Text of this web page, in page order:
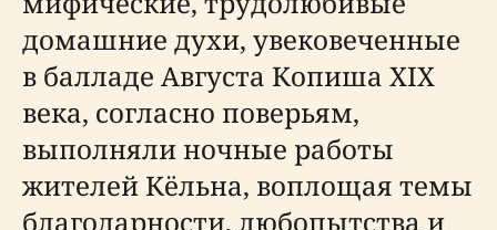
домашние духи, увековеченные
в балладе Августа Копиша XIX
века, согласно поверьям,
выполняли ночные работы
жителей Кёльна, воплощая темы
благодарности, любопытства и